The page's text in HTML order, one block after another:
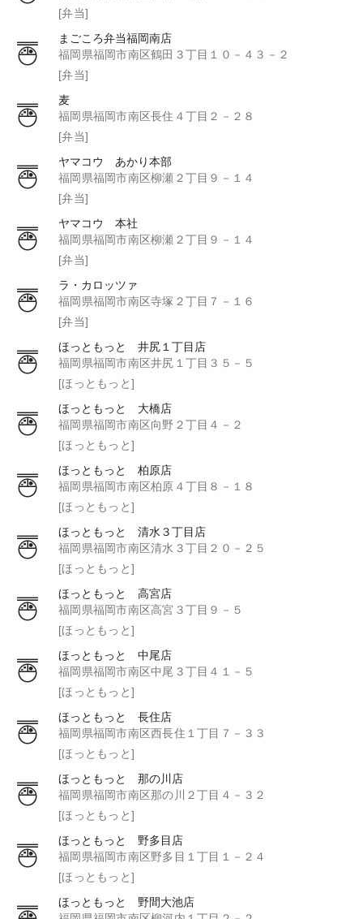
[弁当]
まごころ弁当福岡南店
福岡県福岡市南区鶴田３丁目１０－４３－２
[弁当]
麦
福岡県福岡市南区長住４丁目２－２８
[弁当]
ヤマコウ あかり本部
福岡県福岡市南区柳瀬２丁目９－１４
[弁当]
ヤマコウ 本社
福岡県福岡市南区柳瀬２丁目９－１４
[弁当]
ラ・カロッツァ
福岡県福岡市南区寺塚２丁目７－１６
[弁当]
ほっともっと 井尻１丁目店
福岡県福岡市南区井尻１丁目３５－５
[ほっともっと]
ほっともっと 大橋店
福岡県福岡市南区向野２丁目４－２
[ほっともっと]
ほっともっと 柏原店
福岡県福岡市南区柏原４丁目８－１８
[ほっともっと]
ほっともっと 清水３丁目店
福岡県福岡市南区清水３丁目２０－２５
[ほっともっと]
ほっともっと 高宮店
福岡県福岡市南区高宮３丁目９－５
[ほっともっと]
ほっともっと 中尾店
福岡県福岡市南区中尾３丁目４１－５
[ほっともっと]
ほっともっと 長住店
福岡県福岡市南区西長住１丁目７－３３
[ほっともっと]
ほっともっと 那の川店
福岡県福岡市南区那の川２丁目４－３２
[ほっともっと]
ほっともっと 野多目店
福岡県福岡市南区野多目１丁目１－２４
[ほっともっと]
ほっともっと 野間大池店